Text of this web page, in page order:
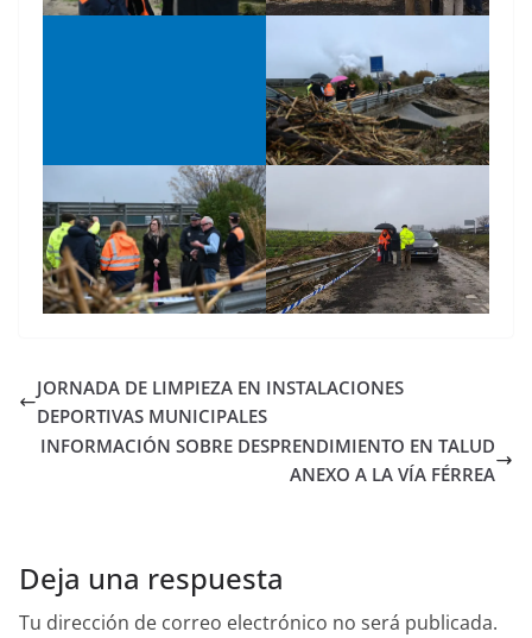
JORNADA DE LIMPIEZA EN INSTALACIONES
DEPORTIVAS MUNICIPALES
INFORMACIÓN SOBRE DESPRENDIMIENTO EN TALUD
ANEXO A LA VÍA FÉRREA
Deja una respuesta
Tu dirección de correo electrónico no será publicada.